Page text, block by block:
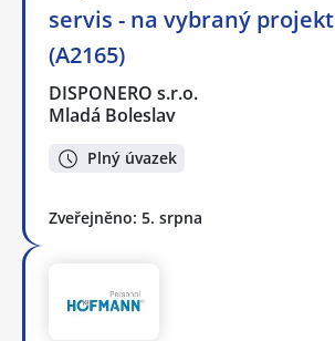
servis - na vybraný projekt
(A2165)
DISPONERO s.r.o.
Mladá Boleslav
Plný úvazek
Zveřejněno: 5. srpna